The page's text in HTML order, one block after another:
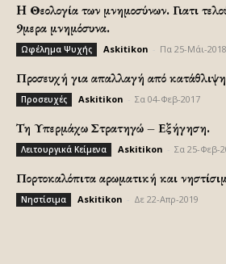
H Θεολογία των μνημοσύνων. Γιατι
9μερα μνημόσυνα.
Ωφέλημα Ψυχής Askitikon Πα 25-Μάι-2018
Προσευχή για απαλλαγή από
Προσευχές Askitikon Σα 04-Φεβ-2017
Τη Υπερμάχω Στρατηγώ – Εξήγηση.
Λειτουργικά Κείμενα Askitikon Σα 25-Φεβ-
Πορτοκαλόπιτα αρωματική και
Νηστίσιμα Askitikon Δε 22-Απρ-2019